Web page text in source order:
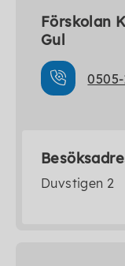
Förskolan
Gul
0505-
Duvstigen 2